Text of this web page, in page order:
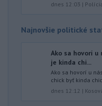
dnes 12:03 |
Najnovšie politické
Ako sa hovorí u
je kinda chi...
Ako sa hovorí u
chick byť kinda
dnes 12:12 |